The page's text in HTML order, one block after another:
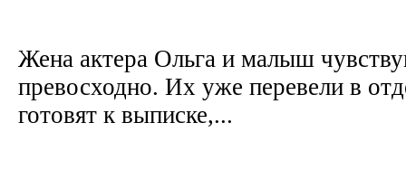
Жена актера Ольга и малыш
превосходно. Их уже перевели в
готовят к выписке,...